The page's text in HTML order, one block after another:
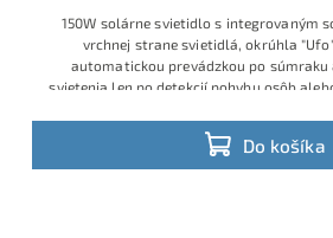
Do košíka
150W solárne svietidlo s integrovaným
vrchnej strane svietidlá, okrúhla
automatickou prevádzkou po súmraku
svietenia len po detekcií pohybu osôb